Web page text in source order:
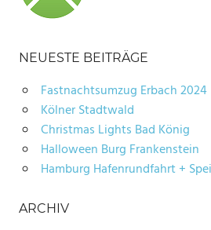
NEUESTE BEITRÄGE
Fastnachtsumzug Erbach 2024
Kölner Stadtwald
Christmas Lights Bad König
Halloween Burg Frankenstein
Hamburg Hafenrundfahrt +
ARCHIV